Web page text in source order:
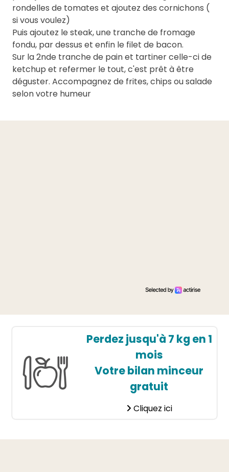
rondelles de tomates et ajoutez des cornichons (
si vous voulez)
Puis ajoutez le steak, une tranche de fromage
fondu, par dessus et enfin le filet de bacon.
Sur la 2nde tranche de pain et tartiner celle-ci de
ketchup et refermer le tout, c'est prêt à être
déguster. Accompagnez de frites, chips ou salade
selon votre humeur
Perdez jusqu'à 7 kg en 1
mois
Votre bilan minceur
gratuit
Cliquez ici